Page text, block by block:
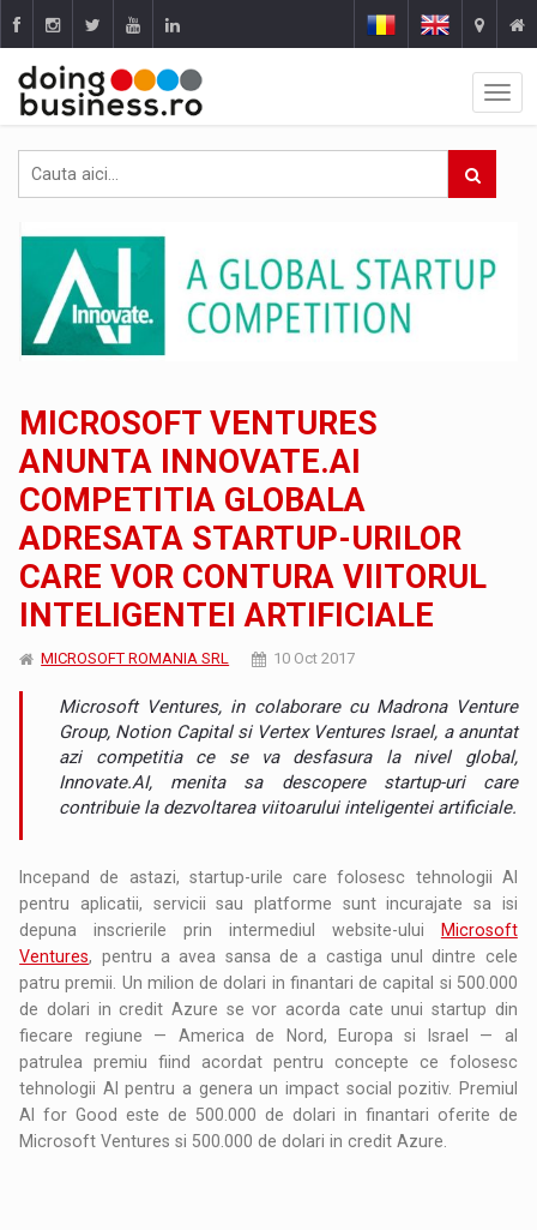
MICROSOFT VENTURES
ANUNTA INNOVATE.AI
COMPETITIA GLOBALA
ADRESATA STARTUP-URILOR
CARE VOR CONTURA VIITORUL
INTELIGENTEI ARTIFICIALE
MICROSOFT ROMANIA SRL 10 Oct 2017
Microsoft Ventures, in colaborare cu Madrona Venture
Group, Notion Capital si Vertex Ventures Israel, a anuntat
azi competitia ce se va desfasura la nivel global,
Innovate.AI, menita sa descopere startup-uri care
contribuie la dezvoltarea viitoarului inteligentei artificiale.
Incepand de astazi, startup-urile care folosesc tehnologii AI
pentru aplicatii, servicii sau platforme sunt incurajate sa isi
depuna inscrierile prin intermediul website-ului
Microsoft
Ventures, pentru a avea sansa de a castiga unul dintre cele
patru premii. Un milion de dolari in finantari de capital si 500.000
de dolari in credit Azure se vor acorda cate unui startup din
fiecare regiune — America de Nord, Europa si Israel — al
patrulea premiu fiind acordat pentru concepte ce folosesc
tehnologii AI pentru a genera un impact social pozitiv. Premiul
AI for Good este de 500.000 de dolari in finantari oferite de
Microsoft Ventures si 500.000 de dolari in credit Azure.